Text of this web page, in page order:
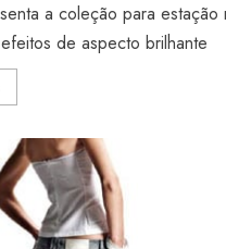
a coleção para estação
de aspecto brilhante
Read
more
Ayala
estrela
campanha
de
inverno
da
Dutmy